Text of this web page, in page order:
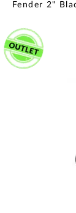
Fender 2"